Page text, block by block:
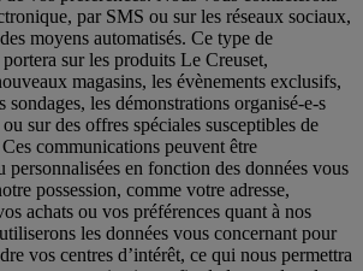
par SMS ou sur les réseaux sociaux,
moyens automatisés. Ce type de
sur les produits Le Creuset,
magasins, les évènements exclusifs,
sondages, les démonstrations organisé-e-s
sur des offres spéciales susceptibles de
communications peuvent être
personnalisées en fonction des données vous
possession, comme votre adresse,
achats ou vos préférences quant à nos
les données vous concernant pour
vos centres d’intérêt, ce qui nous permettra